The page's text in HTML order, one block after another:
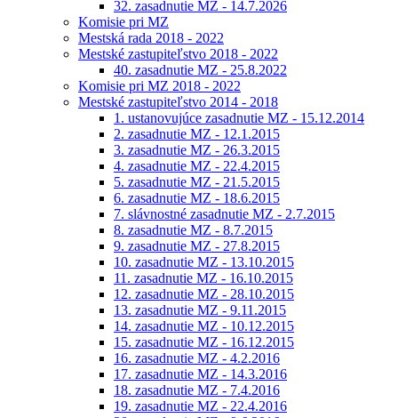
32. zasadnutie MZ - 14.7.2026
Komisie pri MZ
Mestská rada 2018 - 2022
Mestské zastupiteľstvo 2018 - 2022
40. zasadnutie MZ - 25.8.2022
Komisie pri MZ 2018 - 2022
Mestské zastupiteľstvo 2014 - 2018
1. ustanovujúce zasadnutie MZ - 15.12.2014
2. zasadnutie MZ - 12.1.2015
3. zasadnutie MZ - 26.3.2015
4. zasadnutie MZ - 22.4.2015
5. zasadnutie MZ - 21.5.2015
6. zasadnutie MZ - 18.6.2015
7. slávnostné zasadnutie MZ - 2.7.2015
8. zasadnutie MZ - 8.7.2015
9. zasadnutie MZ - 27.8.2015
10. zasadnutie MZ - 13.10.2015
11. zasadnutie MZ - 16.10.2015
12. zasadnutie MZ - 28.10.2015
13. zasadnutie MZ - 9.11.2015
14. zasadnutie MZ - 10.12.2015
15. zasadnutie MZ - 16.12.2015
16. zasadnutie MZ - 4.2.2016
17. zasadnutie MZ - 14.3.2016
18. zasadnutie MZ - 7.4.2016
19. zasadnutie MZ - 22.4.2016